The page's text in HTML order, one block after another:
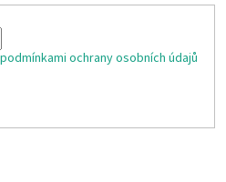
podmínkami ochrany osobních údajů